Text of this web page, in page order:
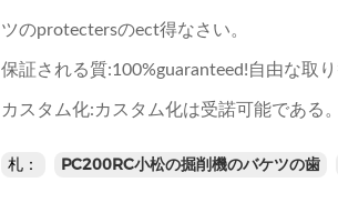
ツのprotectersのect得なさい。
保証される質:100%guaranteed!自由な取
カスタム化:カスタム化は受諾可能である。
札： PC200RC小松の掘削機のバケツの歯